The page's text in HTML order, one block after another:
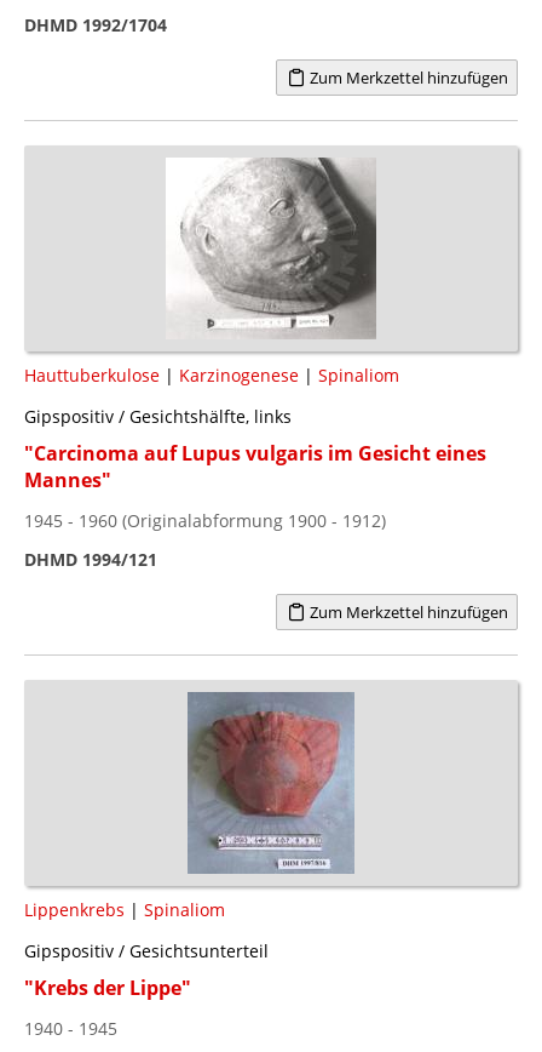
DHMD 1992/1704
Zum Merkzettel hinzufügen
Hauttuberkulose | Karzinogenese | Spinaliom
Gipspositiv / Gesichtshälfte, links
"Carcinoma auf Lupus vulgaris im Gesicht eines
Mannes"
1945 - 1960 (Originalabformung 1900 - 1912)
DHMD 1994/121
Zum Merkzettel hinzufügen
Lippenkrebs | Spinaliom
Gipspositiv / Gesichtsunterteil
"Krebs der Lippe"
1940 - 1945